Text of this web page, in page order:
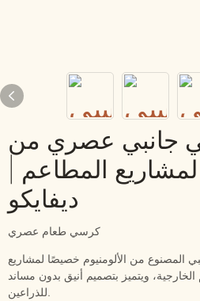
جانبي عصري من
لمشاريع المطاعم |
ديفايكو
كرسي طعام عصري
المصنوع من الألومنيوم خصيصًا لمشاريع
ويتميز بتصميم أنيق بدون مساند
للذراعين.